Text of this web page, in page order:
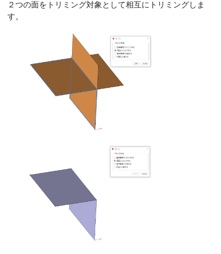
２つの面をトリミング対象として相互にトリミングしま
す。